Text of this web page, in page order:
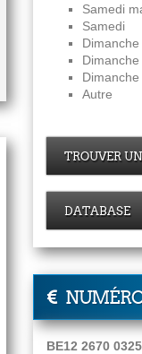
Samedi
Samedi
Dimanche
Autre
TROUVER
DATABASE
BE12 2670